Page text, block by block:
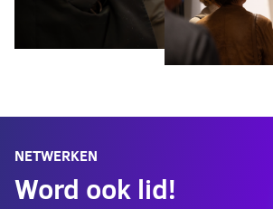
NETWERKEN
Word ook lid!